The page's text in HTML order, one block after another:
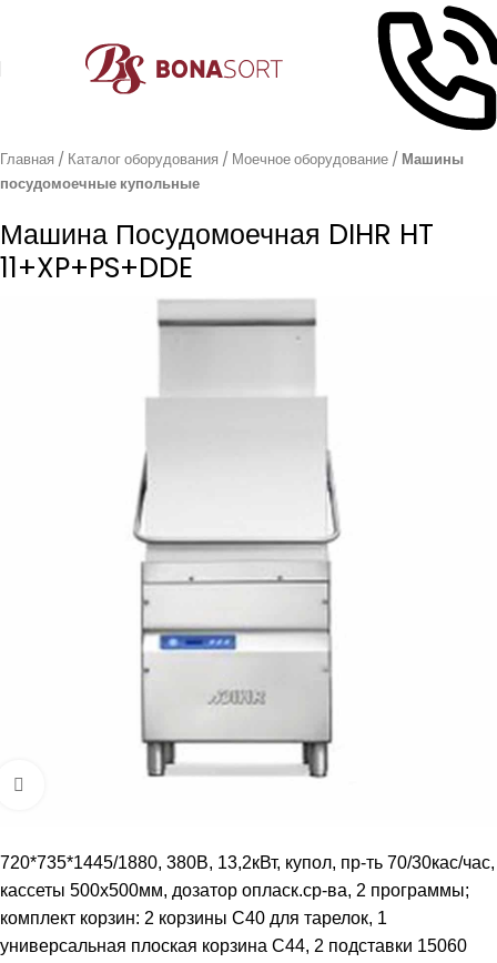
Главная Каталог оборудования Моечное оборудование
Машины
посудомоечные купольные
Машина Посудомоечная DIHR HT
11+XP+PS+DDE
720*735*1445/1880, 380В, 13,2кВт, купол, пр-ть 70/30кас/час,
кассеты 500х500мм, дозатор опласк.ср-ва, 2 программы;
комплект корзин: 2 корзины C40 для тарелок, 1
универсальная плоская корзина C44, 2 подставки 15060